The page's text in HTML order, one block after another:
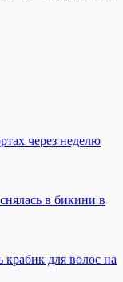
через неделю
в бикини в
для волос на